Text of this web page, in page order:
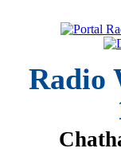
Radio